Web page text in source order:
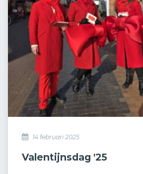
14 februari 2025
Valentijnsdag '25